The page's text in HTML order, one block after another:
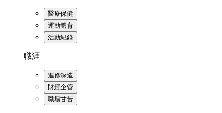
醫療保健
運動體育
活動紀錄
職涯
進修深造
財經企管
職場甘苦